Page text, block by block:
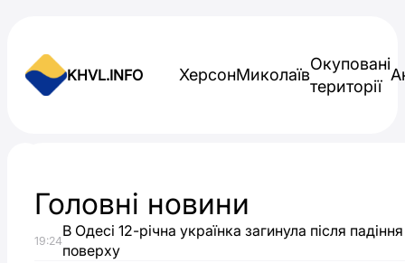
KHVL.INFO ХерсонМиколаїв
Окуповані
території
Російські
Головні новини
19:24
В Одесі 12-річна українка загинула після
поверху